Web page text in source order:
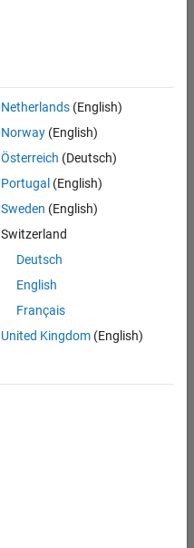
Netherlands(English)
Norway(English)
Österreich (Deutsch)
Portugal (English)
Sweden (English)
Switzerland
Deutsch
English
Français
United Kingdom(English)